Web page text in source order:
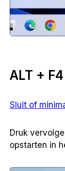
ALT +
Sluit of
Druk
opstarten in